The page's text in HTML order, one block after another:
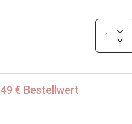
49 € Bestellwert